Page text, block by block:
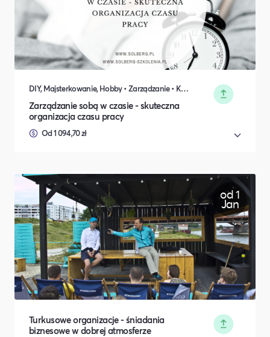
DIY, Majsterkowanie, Hobby • Zarządzanie • Koncerty, Festiwale, Rozrywka • Sprzedaż • Komunikacja i wystąpienia publiczne • Rozwój osobisty • Marketing • Biznes i Przedsiędsiębiorczość • Nauka i Edukacja • Polityka i Gospodarka
Zarządzanie sobą w czasie - skuteczna
organizacja czasu pracy
Od 1 094,70 zł
od 1
Jan
Turkusowe organizacje - śniadania
biznesowe w dobrej atmosferze